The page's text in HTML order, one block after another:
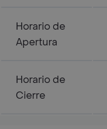
Horario de
Apertura
Horario de
Cierre